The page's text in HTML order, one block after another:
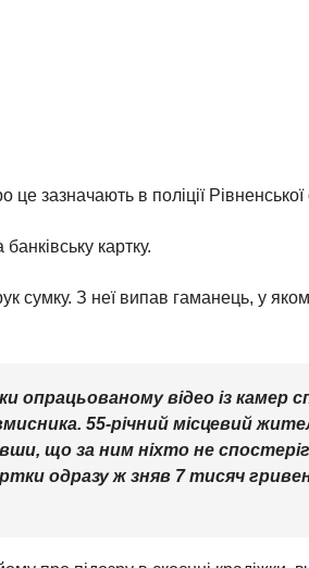
зазначають в поліції Рівненської
картку.
сумку. З неї випав гаманець, у
опрацьованому відео із камер
55-річний місцевий
що за ним ніхто не
одразу ж зняв 7 тисяч